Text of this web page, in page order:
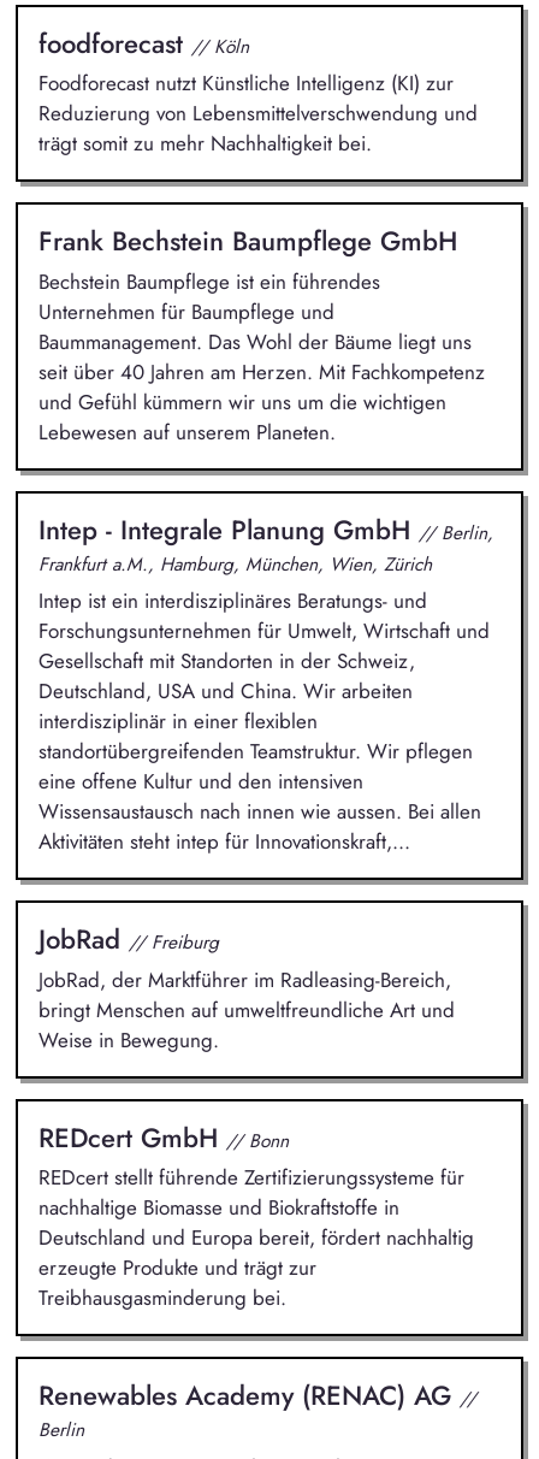
foodforecast // Köln
Foodforecast nutzt Künstliche Intelligenz (KI) zur
Reduzierung von Lebensmittelverschwendung und
trägt somit zu mehr Nachhaltigkeit bei.
Frank Bechstein Baumpflege GmbH
Bechstein Baumpflege ist ein führendes
Unternehmen für Baumpflege und
Baummanagement. Das Wohl der Bäume liegt uns
seit über 40 Jahren am Herzen. Mit Fachkompetenz
und Gefühl kümmern wir uns um die wichtigen
Lebewesen auf unserem Planeten.
Intep - Integrale Planung GmbH // Berlin,
Frankfurt a.M., Hamburg, München, Wien, Zürich
Intep ist ein interdisziplinäres Beratungs- und
Forschungsunternehmen für Umwelt, Wirtschaft und
Gesellschaft mit Standorten in der Schweiz,
Deutschland, USA und China. Wir arbeiten
interdisziplinär in einer flexiblen
standortübergreifenden Teamstruktur. Wir pflegen
eine offene Kultur und den intensiven
Wissensaustausch nach innen wie aussen. Bei allen
Aktivitäten steht intep für Innovationskraft,...
JobRad // Freiburg
JobRad, der Marktführer im Radleasing-Bereich,
bringt Menschen auf umweltfreundliche Art und
Weise in Bewegung.
REDcert GmbH // Bonn
REDcert stellt führende Zertifizierungssysteme für
nachhaltige Biomasse und Biokraftstoffe in
Deutschland und Europa bereit, fördert nachhaltig
erzeugte Produkte und trägt zur
Treibhausgasminderung bei.
Renewables Academy (RENAC) AG //
Berlin